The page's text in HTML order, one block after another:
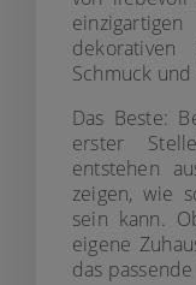
dekorativen
Schmuck
Das Beste:
erster
entstehen
zeigen, wie
sein kann.
eigene
das